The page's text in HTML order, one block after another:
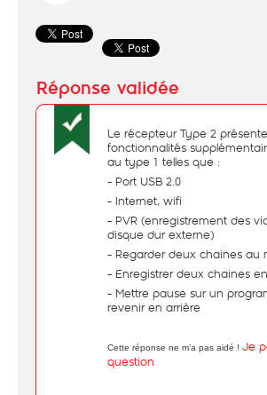
Le récepteur Type 2
fonctionnalités
au type 1 telles que :
- Port USB 2.0
- Internet, wifi
- PVR (enregistrement des
disque dur externe)
- Regarder deux chaines au
- Enregistrer deux chaines
- Mettre pause sur un
revenir en arrière
Cette réponse ne m’a pas aidé ! Je
question